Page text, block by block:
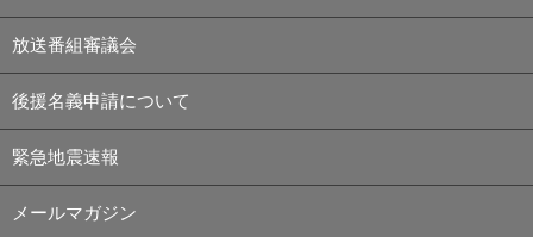
放送番組審議会
後援名義申請について
緊急地震速報
メールマガジン